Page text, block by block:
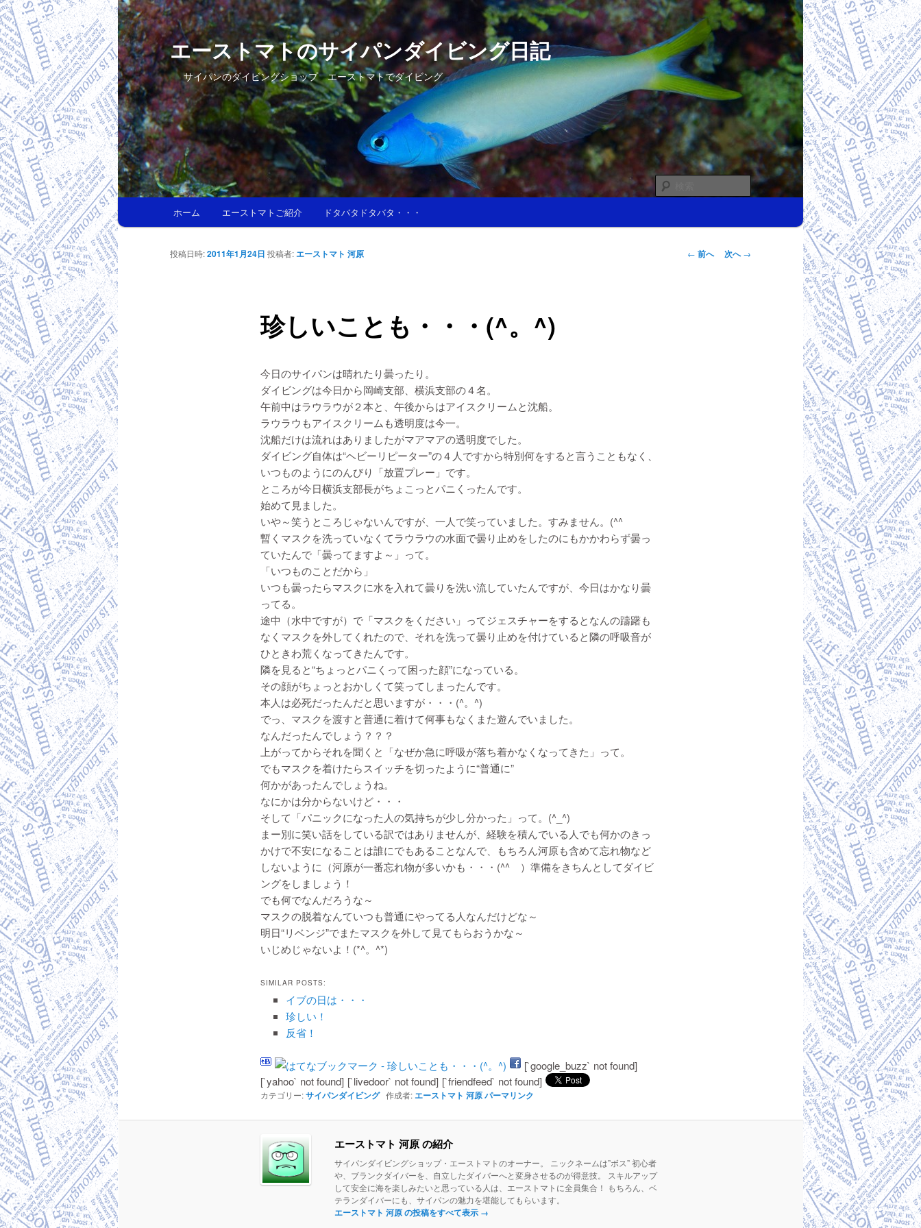
エーストマトのサイパンダイビング日記
サイパンのダイビングショップ エーストマトでダイビング
検
メインコンテンツへ移動
サブコンテンツへ移動
ホーム エーストマトご紹介 ドタバタドタバタ・・・
投稿ナビゲー
← 前へ 次へ→
珍しいことも・・・(^。^)
投稿日時:2011年1月24日 投稿者: エーストマト 河原
今日のサイパンは晴れたり曇ったり。
ダイビングは今日から岡崎支部、横浜支部の４名。
午前中はラウラウが２本と、午後からはアイスクリームと沈船。
ラウラウもアイスクリームも透明度は今一。
沈船だけは流れはありましたがマアマアの透明度でした。
ダイビング自体は“ヘビーリピーター”の４人ですから特別何をすると言うこともなく、
いつものようにのんびり「放置プレー」です。
ところが今日横浜支部長がちょこっとパニくったんです。
始めて見ました。
いや～笑うところじゃないんですが、一人で笑っていました。すみません。(^^ゞ
暫くマスクを洗っていなくてラウラウの水面で曇り止めをしたのにもかかわらず曇っ
ていたんで「曇ってますよ～」って。
「いつものことだから」
いつも曇ったらマスクに水を入れて曇りを洗い流していたんですが、今日はかなり曇
ってる。
途中（水中ですが）で「マスクをください」ってジェスチャーをするとなんの躊躇も
なくマスクを外してくれたので、それを洗って曇り止めを付けていると隣の呼吸音が
ひときわ荒くなってきたんです。
隣を見ると“ちょっとパニくって困った顔”になっている。
その顔がちょっとおかしくて笑ってしまったんです。
本人は必死だったんだと思いますが・・・(^。^)
でっ、マスクを渡すと普通に着けて何事もなくまた遊んでいました。
なんだったんでしょう？？？
上がってからそれを聞くと「なぜか急に呼吸が落ち着かなくなってきた」って。
でもマスクを着けたらスイッチを切ったように“普通に”
何かがあったんでしょうね。
なにかは分からないけど・・・
そして「パニックになった人の気持ちが少し分かった」って。(^_^)
まー別に笑い話をしている訳ではありませんが、経験を積んでいる人でも何かのきっ
かけで不安になることは誰にでもあることなんで、もちろん河原も含めて忘れ物など
しないように（河原が一番忘れ物が多いかも・・・(^^ゞ）準備をきちんとしてダイビ
ングをしましょう！
でも何でなんだろうな～
マスクの脱着なんていつも普通にやってる人なんだけどな～
明日“リベンジ”でまたマスクを外して見てもらおうかな～
いじめじゃないよ！(*^。^*)
SIMILAR POSTS:
イブの日は・・・
珍しい！
反省！
[`google_buzz` not found]
[`yahoo` not found] [`livedoor` not found] [`friendfeed` not found]
カテゴリー:サイパンダイビング作成者: エーストマト 河原パーマリンク
エーストマト 河原 の紹介
サイパンダイビングショップ・エーストマトのオーナー。 ニックネームは”ボス” 初心者
や、ブランクダイバーを、自立したダイバーへと変身させるのが得意技。 スキルアップ
して安全に海を楽しみたいと思っている人は、エーストマトに全員集合！ もちろん、ベ
テランダイバーにも、サイパンの魅力を堪能してもらいます。
エーストマト 河原 の投稿をすべて表示 →